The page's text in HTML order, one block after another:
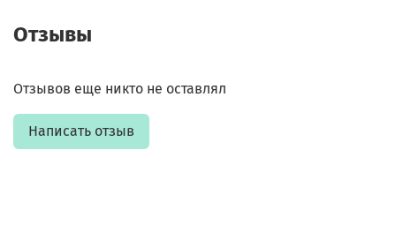
Отзывы
Отзывов еще никто не оставлял
Написать отзыв